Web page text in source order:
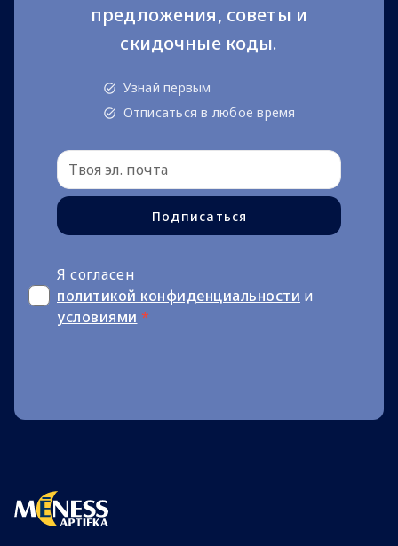
предложения, советы и
скидочные коды.
Узнай первым
Отписаться в любое время
Подписаться
Я согласен
политикой конфиденциальности и
условиями *